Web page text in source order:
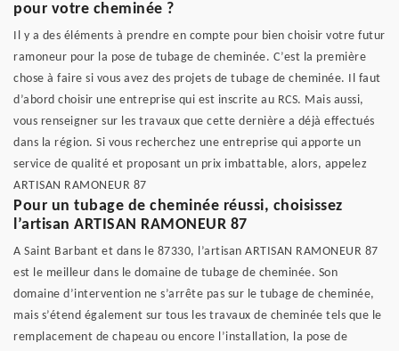
pour votre cheminée ?
Il y a des éléments à prendre en compte pour bien choisir votre futur
ramoneur pour la pose de tubage de cheminée. C’est la première
chose à faire si vous avez des projets de tubage de cheminée. Il faut
d’abord choisir une entreprise qui est inscrite au RCS. Mais aussi,
vous renseigner sur les travaux que cette dernière a déjà effectués
dans la région. Si vous recherchez une entreprise qui apporte un
service de qualité et proposant un prix imbattable, alors, appelez
ARTISAN RAMONEUR 87
Pour un tubage de cheminée réussi, choisissez
l’artisan ARTISAN RAMONEUR 87
A Saint Barbant et dans le 87330, l’artisan ARTISAN RAMONEUR 87
est le meilleur dans le domaine de tubage de cheminée. Son
domaine d’intervention ne s’arrête pas sur le tubage de cheminée,
mais s’étend également sur tous les travaux de cheminée tels que le
remplacement de chapeau ou encore l’installation, la pose de